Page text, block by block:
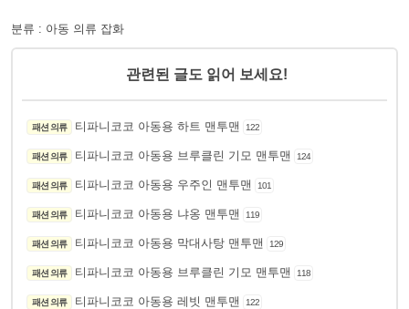
분류 : 아동 의류 잡화
관련된 글도 읽어 보세요!
패션 의류 티파니코코 아동용 하트 맨투맨 122
패션 의류 티파니코코 아동용 브루클린 기모 맨투맨 124
패션 의류 티파니코코 아동용 우주인 맨투맨 101
패션 의류 티파니코코 아동용 냐옹 맨투맨 119
패션 의류 티파니코코 아동용 막대사탕 맨투맨 129
패션 의류 티파니코코 아동용 브루클린 기모 맨투맨 118
패션 의류 티파니코코 아동용 레빗 맨투맨 122